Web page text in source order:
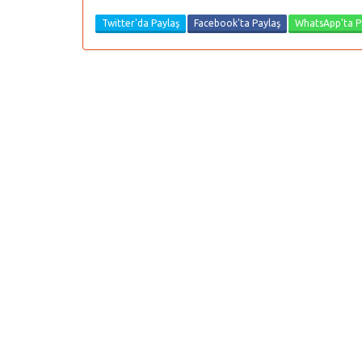
Twitter'da Paylaş Facebook'ta Paylaş WhatsApp'ta